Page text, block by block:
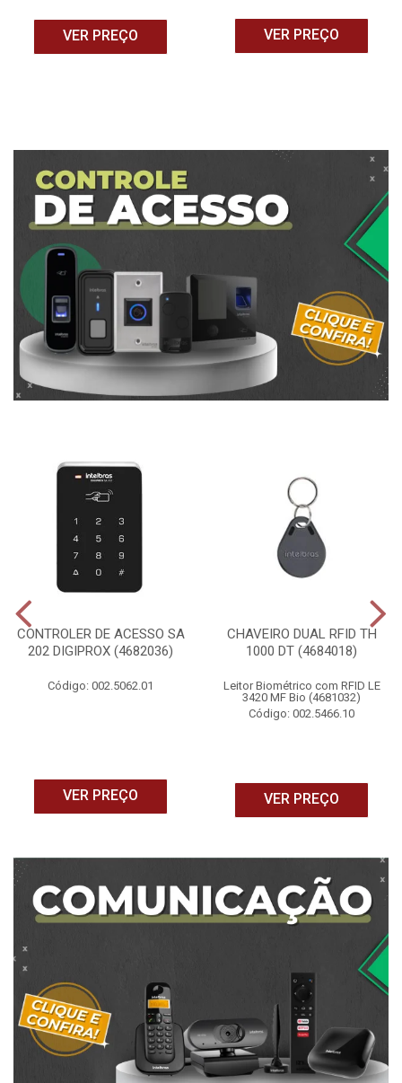
VER PREÇO VER PREÇO
CONTROLER DE ACESSO SA
202 DIGIPROX (4682036)
Código: 002.5062.01
VER PREÇO
CHAVEIRO DUAL RFID TH
1000 DT (4684018)
Leitor Biométrico com RFID LE
3420 MF Bio (4681032)
Código: 002.5466.10
VER PREÇO